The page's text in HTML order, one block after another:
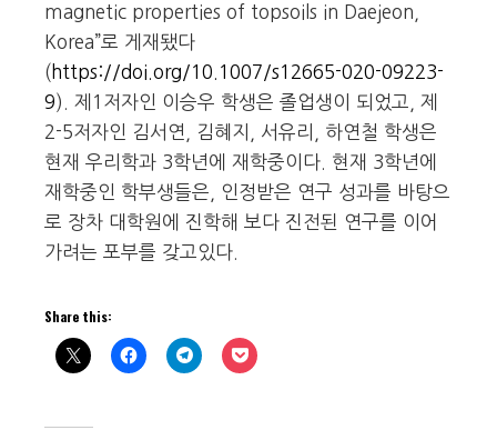
magnetic properties of topsoils in Daejeon,
Korea”로 게재됐다
( https://doi.org/10.1007/s12665-020-09223-
9). 제1저자인 이승우 학생은 졸업생이 되었고, 제
2-5저자인 김서연, 김혜지, 서유리, 하연철 학생은
현재 우리학과 3학년에 재학중이다. 현재 3학년에
재학중인 학부생들은, 인정받은 연구 성과를 바탕으
로 장차 대학원에 진학해 보다 진전된 연구를 이어
가려는 포부를 갖고있다.
Share this: